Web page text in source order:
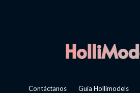
Contáctanos Guía Hollimodels